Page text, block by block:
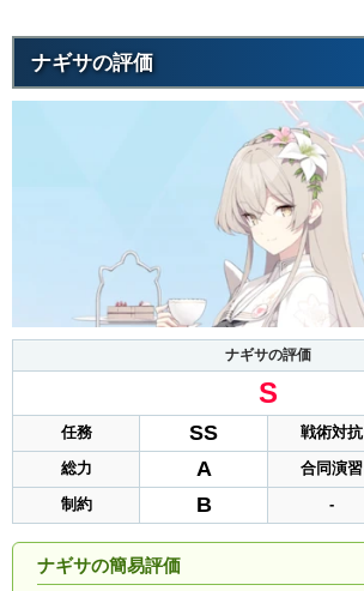
ナギサの評価
ナギサの評価
S
任務 SS 戦術対抗
総力 A 合同演習
制約 B -
ナギサの簡易評価